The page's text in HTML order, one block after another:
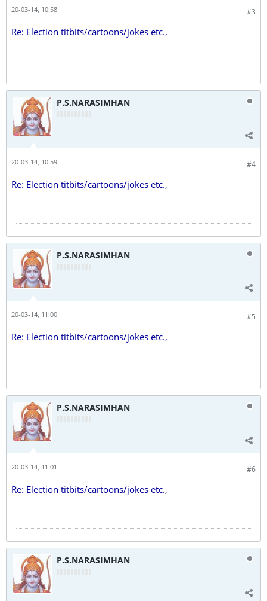
#3
20-03-14, 10:58
Re: Election titbits/cartoons/jokes etc.,
P.S.NARASIMHAN
#4
20-03-14, 10:59
Re: Election titbits/cartoons/jokes etc.,
P.S.NARASIMHAN
#5
20-03-14, 11:00
Re: Election titbits/cartoons/jokes etc.,
P.S.NARASIMHAN
#6
20-03-14, 11:01
Re: Election titbits/cartoons/jokes etc.,
P.S.NARASIMHAN